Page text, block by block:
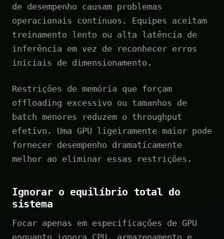
de desempenho causam problemas
operacionais contínuos. Equipes aceitam
treinamento lento ou alta latência de
inferência em vez de reconhecer erros
iniciais de dimensionamento.
Restrições de memória que forçam
offloading excessivo ou tamanhos de
batch menores reduzem o throughput
efetivo. Uma GPU ligeiramente maior pode
fornecer desempenho dramaticamente
melhor ao eliminar essas restrições.
Ignorar o equilíbrio total do
sistema
Focar apenas em especificações de GPU
enquanto ignora CPU, armazenamento e